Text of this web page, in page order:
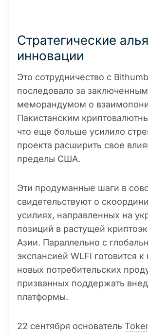
Стратегические
инновации
Это сотрудничество с Bithumb
последовало за
меморандумом о
Пакистанским
что еще больше усилило
проекта расширить свое
пределы США.
Эти продуманные шаги в
свидетельствуют о
усилиях, направленных на
позиций в растущей
Азии. Параллельно с
экспансией WLFI готовится к
новых потребительских
призванных поддержать
платформы.
22 сентября основатель